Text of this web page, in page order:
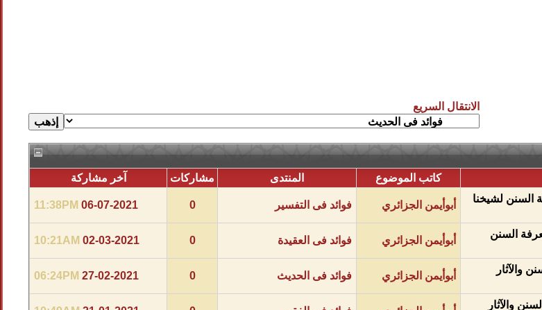
الانتقال السريع
كاتب الموضوع المنتدى مشاركات
آخر مشاركة
السنن لشيخنا
أبوأيمن الجزائري فوائد فى التفسير 0
06-07-2021
11:38PM
السنن
أبوأيمن الجزائري فوائد فى العقيدة 0
02-03-2021
10:21AM
والآثار
أبوأيمن الجزائري فوائد فى الحديث 0
27-02-2021
06:24PM
والآثار